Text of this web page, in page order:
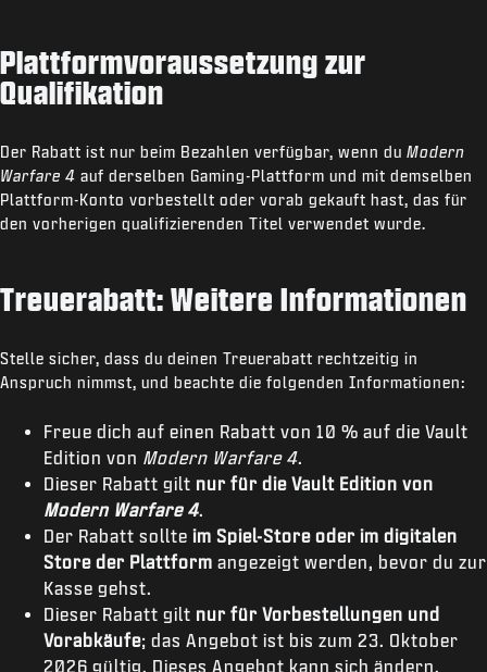
Plattformvoraussetzung zur
Qualifikation
Der Rabatt ist nur beim Bezahlen verfügbar, wenn du Modern
Warfare 4 auf derselben Gaming-Plattform und mit demselben
Plattform-Konto vorbestellt oder vorab gekauft hast, das für
den vorherigen qualifizierenden Titel verwendet wurde.
Treuerabatt: Weitere Informationen
Stelle sicher, dass du deinen Treuerabatt rechtzeitig in
Anspruch nimmst, und beachte die folgenden Informationen:
Freue dich auf einen Rabatt von 10 % auf die Vault
Edition von Modern Warfare 4.
Dieser Rabatt gilt nur für die Vault Edition von
Modern Warfare 4.
Der Rabatt sollte im Spiel-Store oder im digitalen
Store der Plattform angezeigt werden, bevor du zur
Kasse gehst.
Dieser Rabatt gilt nur für Vorbestellungen und
Vorabkäufe; das Angebot ist bis zum 23. Oktober
2026 gültig. Dieses Angebot kann sich ändern.